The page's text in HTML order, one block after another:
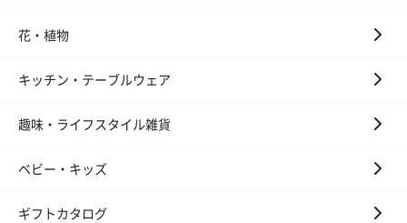
花・植物
キッチン・テーブルウェア
趣味・ライフスタイル雑貨
ベビー・キッズ
ギフトカタログ